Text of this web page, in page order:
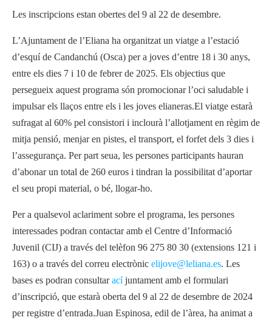
Les inscripcions estan obertes del 9 al 22 de desembre.
L’Ajuntament de l’Eliana ha organitzat un viatge a l’estació
d’esquí de Candanchú (Osca) per a joves d’entre 18 i 30 anys,
entre els dies 7 i 10 de febrer de 2025. Els objectius que
persegueix aquest programa són promocionar l’oci saludable i
impulsar els llaços entre els i les joves elianeras.El viatge estarà
sufragat al 60% pel consistori i inclourà l’allotjament en règim de
mitja pensió, menjar en pistes, el transport, el forfet dels 3 dies i
l’assegurança. Per part seua, les persones participants hauran
d’abonar un total de 260 euros i tindran la possibilitat d’aportar
el seu propi material, o bé, llogar-ho.
Per a qualsevol aclariment sobre el programa, les persones
interessades podran contactar amb el Centre d’Informació
Juvenil (CIJ) a través del telèfon 96 275 80 30 (extensions 121 i
163) o a través del correu electrònic elijove@leliana.es. Les
bases es podran consultaracíjuntament amb el formulari
d’inscripció, que estarà oberta del 9 al 22 de desembre de 2024
per registre d’entrada.Juan Espinosa, edil de l’àrea, ha animat a